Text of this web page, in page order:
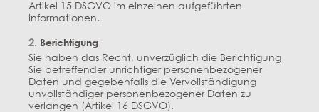
Artikel 15 DSGVO im einzelnen aufgeführten
Informationen.
2. Berichtigung
Sie haben das Recht, unverzüglich die Berichtigung
Sie betreffender unrichtiger personenbezogener
Daten und gegebenfalls die Vervollständigung
unvollständiger personenbezogener Daten zu
verlangen (Artikel 16 DSGVO).